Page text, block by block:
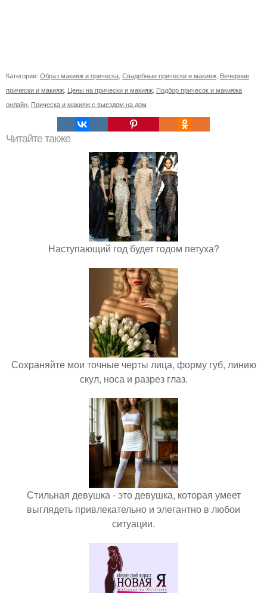
Категории: Образ макияж и прическа Свадебные прически и макияж Вечерние
прически и макияж Цены на прически и макияж Подбор причесок и макияжа
онлайн Прическа и макияж с выездом на дом
Читайте также
Наступающий год будет годом петуха?
Сохраняйте мои точные черты лица, форму губ, линию
скул, носа и разрез глаз.
Стильная девушка - это девушка, которая умеет
выглядеть привлекательно и элегантно в любои
ситуации.